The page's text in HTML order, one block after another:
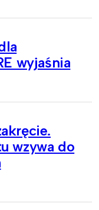
wyjaśnia
wzywa do